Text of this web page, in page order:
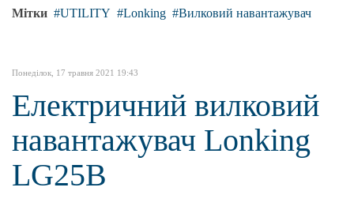
Мітки
UTILITY Lonking Вилковий навантажувач
Понеділок, 17 травня 2021 19:43
Електричний вилковий
навантажувач Lonking
LG25B